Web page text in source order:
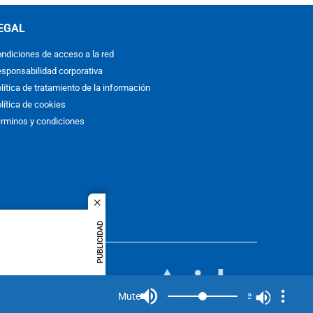
close
PUBLICIDAD
de acceso a la red
corporativa
de tratamiento de la información
de cookies
y condiciones
idioma
Mute Mute